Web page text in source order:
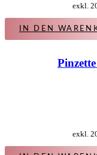
exkl.
IN DEN
exkl.